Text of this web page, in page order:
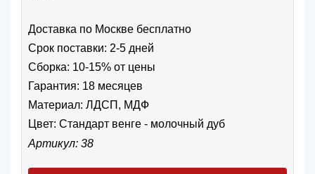
Доставка по Москве бесплатно
Срок поставки: 2-5 дней
Сборка: 10-15% от цены
Гарантия: 18 месяцев
Материал: ЛДСП, МДФ
Цвет: Стандарт венге - молочный дуб
Артикул: 38